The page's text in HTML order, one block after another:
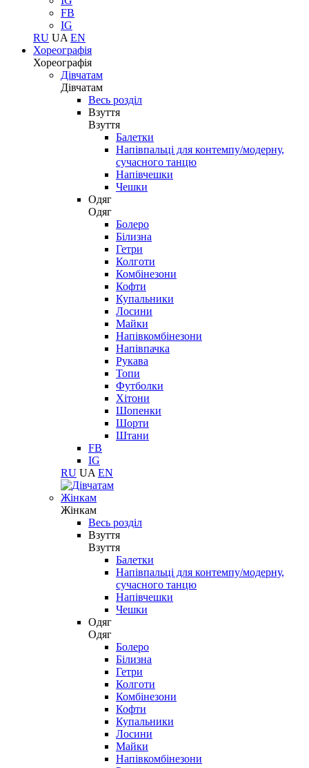
FB
IG
RU UA EN
Хореографія
Хореографія
Дівчатам
Дівчатам
Весь розділ
Взуття
Взуття
Балетки
Напівпальці для контемпу/модерну,
сучасного танцю
Напівчешки
Чешки
Одяг
Одяг
Болеро
Білизна
Гетри
Колготи
Комбінезони
Кофти
Купальники
Лосини
Майки
Напівкомбінезони
Напівпачка
Рукава
Топи
Футболки
Хітони
Шопенки
Шорти
Штани
FB
IG
RU UA EN
Жінкам
Жінкам
Весь розділ
Взуття
Взуття
Балетки
Напівпальці для контемпу/модерну,
сучасного танцю
Напівчешки
Чешки
Одяг
Одяг
Болеро
Білизна
Гетри
Колготи
Комбінезони
Кофти
Купальники
Лосини
Майки
Напівкомбінезони